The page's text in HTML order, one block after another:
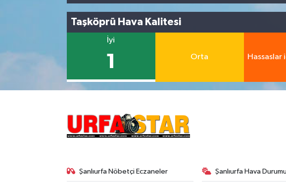
Taşköprü Hava Kalitesi
İyi
1 Orta Hassaslar
Şanlıurfa Nöbetçi Eczaneler Şanlıurfa Hava